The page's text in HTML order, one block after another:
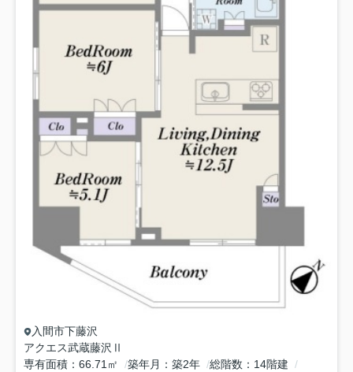
入間市下藤沢
アクエス武蔵藤沢Ⅱ
専有面積
66.71㎡ 築年月 築2年 総階数
14階建